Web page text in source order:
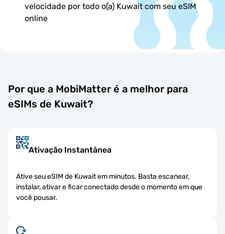
velocidade por todo o(a) Kuwait com seu eSIM
online
Por que a MobiMatter é a melhor para
eSIMs de Kuwait?
Ativação Instantânea
Ative seu eSIM de Kuwait em minutos. Basta escanear,
instalar, ativar e ficar conectado desde o momento em que
você pousar.